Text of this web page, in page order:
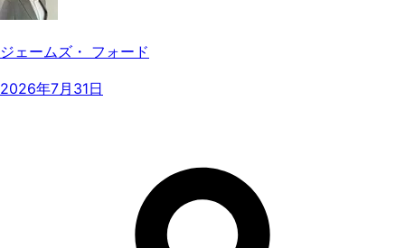
ジェームズ・ フォード
2026年7月31日